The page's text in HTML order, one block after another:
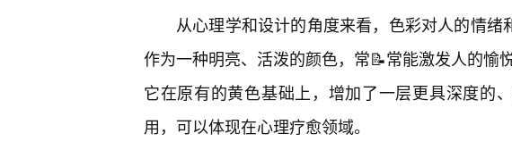
从心理学和设计的角度来看，色彩对人的情绪
作为一种明亮、活泼的颜色，常📝常能激发人的愉
它在原有的黄色基础上，增加了一层更具深度的
用，可以体现在心理疗愈领域。